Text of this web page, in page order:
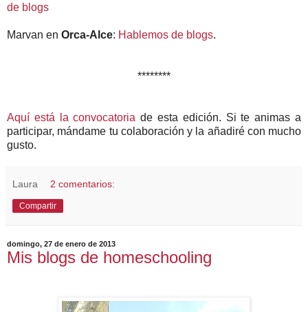
de blogs
Marvan en Orca-Alce: Hablemos de blogs.
********
Aquí está la convocatoria de esta edición. Si te animas a
participar, mándame tu colaboración y la añadiré con mucho
gusto.
Laura 2 comentarios:
Compartir
domingo, 27 de enero de 2013
Mis blogs de homeschooling